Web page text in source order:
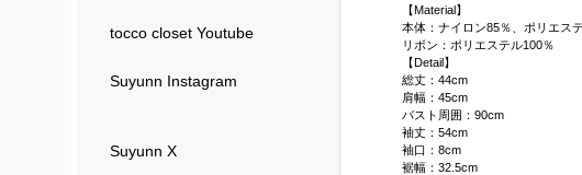
tocco closet Youtube
Suyunn Instagram
Suyunn X
【Material】
本体：ナイロン85％、ポリエス
リボン：ポリエステル100％
【Detail】
総丈：44cm
肩幅：45cm
バスト周囲：90cm
袖丈：54cm
袖口：8cm
裾幅：32.5cm